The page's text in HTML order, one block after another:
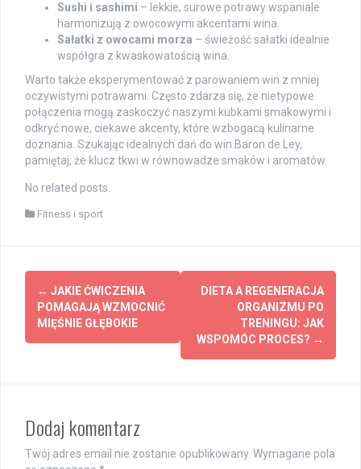
Sushi i sashimi – lekkie, surowe potrawy wspaniale
harmonizują z owocowymi akcentami wina.
Sałatki z owocami morza – świeżość sałatki idealnie
współgra z kwaskowatością wina.
Warto także eksperymentować z parowaniem win z mniej
oczywistymi potrawami. Często zdarza się, że nietypowe
połączenia mogą zaskoczyć naszymi kubkami smakowymi i
odkryć nowe, ciekawe akcenty, które wzbogacą kulinarne
doznania. Szukając idealnych dań do win Baron de Ley,
pamiętaj, że klucz tkwi w równowadze smaków i aromatów.
No related posts.
Fitness i sport
Post
navigation
← JAKIE ĆWICZENIA
POMAGAJĄ WZMOCNIĆ
MIĘŚNIE GŁĘBOKIE
DIETA A REGENERACJA
ORGANIZMU PO
TRENINGU: JAK
WSPOMÓC PROCES? →
Dodaj komentarz
Twój adres email nie zostanie opublikowany. Wymagane pola